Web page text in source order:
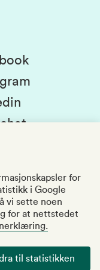
for
i Google
vi sette noen
for at nettstedet
til statistikken